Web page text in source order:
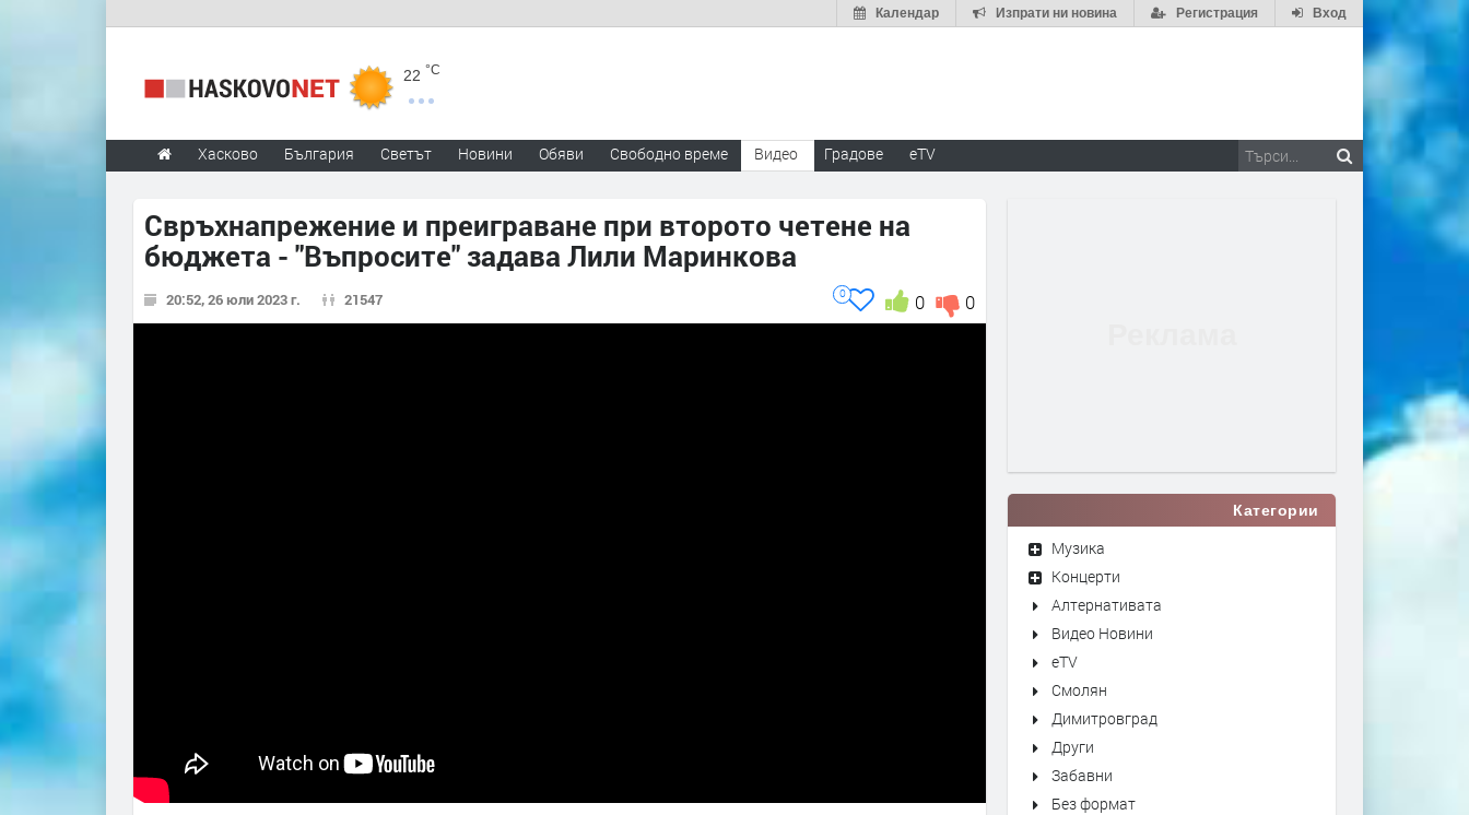
Вход
Регистрация
Изпрати ни новина
Календар
22 °C
Хасково България Светът Новини Обяви Свободно време Видео Градове eTV
Свръхнапрежение и преиграване при второто четене на
бюджета - "Въпросите" задава Лили Маринкова
20:52, 26 юли 2023 г. 21547 0
0
0
Категории
Музика
Концерти
Алтернативата
Видео Новини
eTV
Смолян
Димитровград
Други
Забавни
Без формат